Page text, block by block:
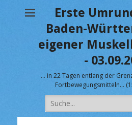
Erste
Baden-
eigener
-
… in 22 Tagen entlang der
Fortbewegungsmitteln…
Suche
nach: